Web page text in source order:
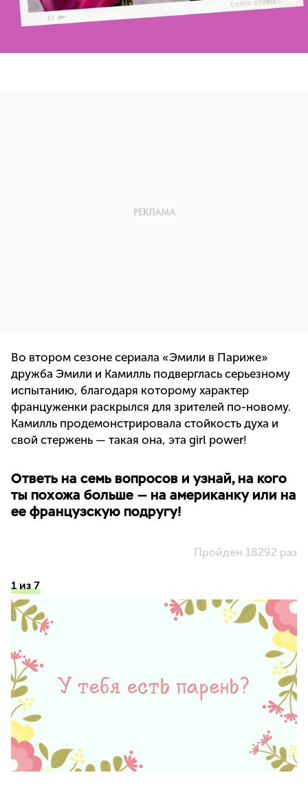
Во втором сезоне сериала «Эмили в Париже»
дружба Эмили и Камилль подверглась серьезному
испытанию, благодаря которому характер
француженки раскрылся для зрителей по-новому.
Камилль продемонстрировала стойкость духа и
свой стержень — такая она, эта girl power!
Ответь на семь вопросов и узнай, на кого
ты похожа больше — на американку или на
ее французскую подругу!
Пройден 18292 раз
1 из 7